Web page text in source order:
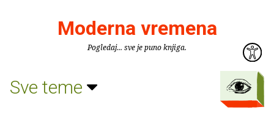
Moderna vremena
Pogledaj... sve je puno knjiga.
Sve teme